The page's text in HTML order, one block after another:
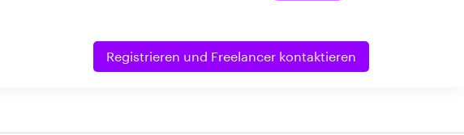
Registrieren und Freelancer kontaktieren